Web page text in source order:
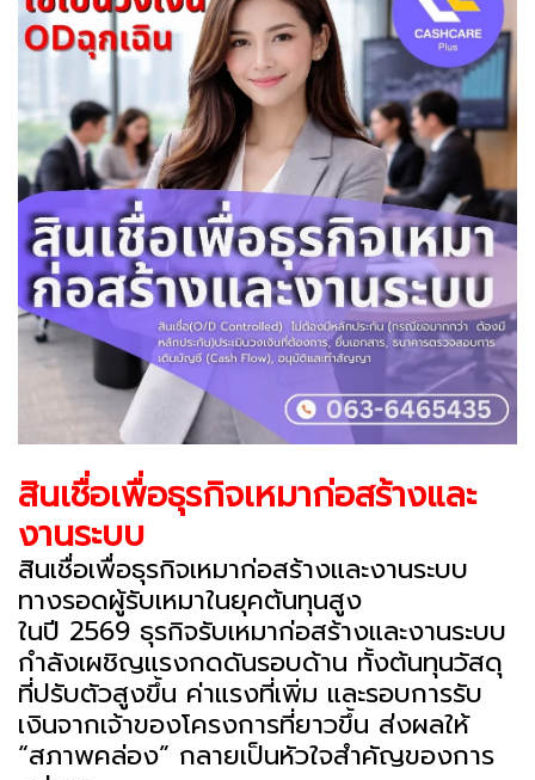
สินเชื่อเพื่อธุรกิจเหมาก่อสร้างและ
งานระบบ
สินเชื่อเพื่อธุรกิจเหมาก่อสร้างและงานระบบ
ทางรอดผู้รับเหมาในยุคต้นทุนสูง
ในปี 2569 ธุรกิจรับเหมาก่อสร้างและงานระบบ
กำลังเผชิญแรงกดดันรอบด้าน ทั้งต้นทุนวัสดุ
ที่ปรับตัวสูงขึ้น ค่าแรงที่เพิ่ม และรอบการรับ
เงินจากเจ้าของโครงการที่ยาวขึ้น ส่งผลให้
“สภาพคล่อง” กลายเป็นหัวใจสำคัญของการ